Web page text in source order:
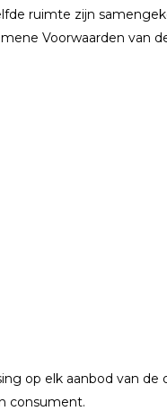
ruimte zijn
Voorwaarden van
op elk aanbod van
consument.